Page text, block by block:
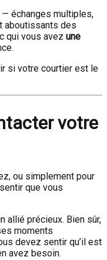
échanges multiples,
aboutissants des
qui vous avez une
si votre courtier est le
votre
ou simplement pour
que vous
allié précieux. Bien sûr,
moments
devez sentir qu’il est
avez besoin.